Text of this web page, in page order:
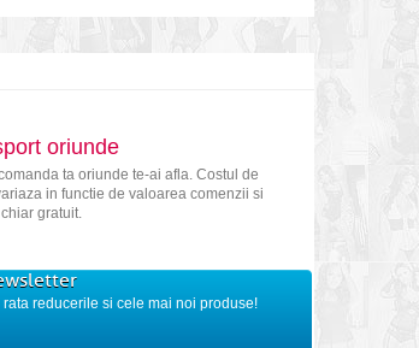
oriunde
ta oriunde te-ai afla. Costul de
in functie de valoarea comenzii si
gratuit.
rata reducerile si cele mai noi produse!